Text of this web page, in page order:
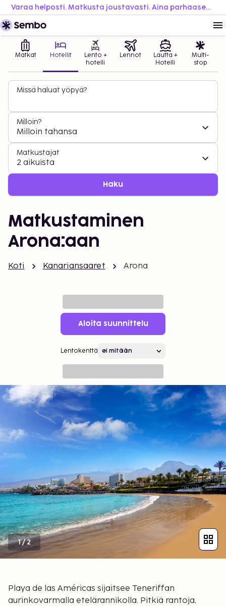
Varaa helposti. Matkusta joustavasti. Aina parhaaseen hintaan.
Matkat Hotellit
Lento +
hotelli
Lennot
Lautta +
Hotelli
Multi-
stop
Missä haluat yöpyä?
Milloin?
Milloin tahansa
Matkustajat
2 aikuista
Haku
Matkustaminen
Arona:aan
Koti Kanariansaaret Arona
Aloita suunnittelu
Lentokenttä
1/2
Playa de las Américas sijaitsee Teneriffan
aurinkovarmalla etelärannikolla. Pitkiä rantoja,